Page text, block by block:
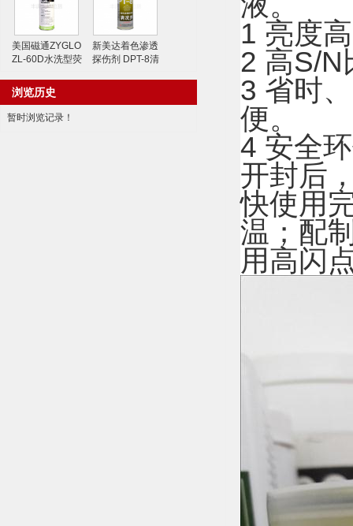
美国磁通ZYGLO
ZL-60D水洗型荧
新美达着色渗透
探伤剂 DPT-8清
浏览历史
暂时浏览记录！
1 亮度
2 高S/N
3 省时
便。
4 安全
开封后
快使用
温；配
用高闪